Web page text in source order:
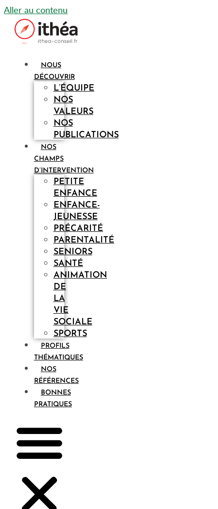
Aller au contenu
NOUS
DÉCOUVRIR
L’ÉQUIPE
NOS
VALEURS
NOS
PUBLICATIONS
NOS
CHAMPS
D’INTERVENTION
PETITE
ENFANCE
ENFANCE-
JEUNESSE
PRÉCARITÉ
PARENTALITÉ
SENIORS
SANTÉ
ANIMATION
DE
LA
VIE
SOCIALE
SPORTS
PROFILS
THÉMATIQUES
NOS
RÉFÉRENCES
BONNES
PRATIQUES